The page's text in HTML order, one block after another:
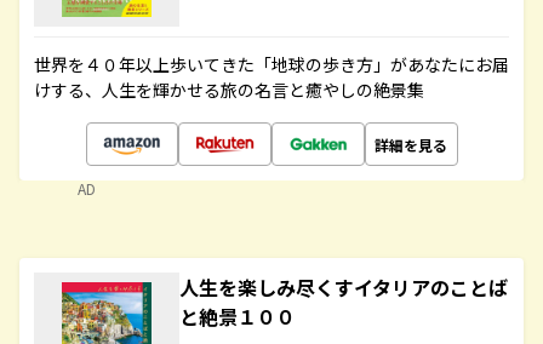
世界を４０年以上歩いてきた「地球の歩き方」があなたにお届
けする、人生を輝かせる旅の名言と癒やしの絶景集
詳細を見る
AD
人生を楽しみ尽くすイタリアのことば
と絶景１００